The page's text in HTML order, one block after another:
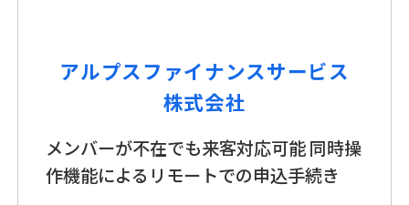
アルプスファイナンスサービス
株式会社
メンバーが不在でも来客対応可能 同時操
作機能によるリモートでの申込手続き